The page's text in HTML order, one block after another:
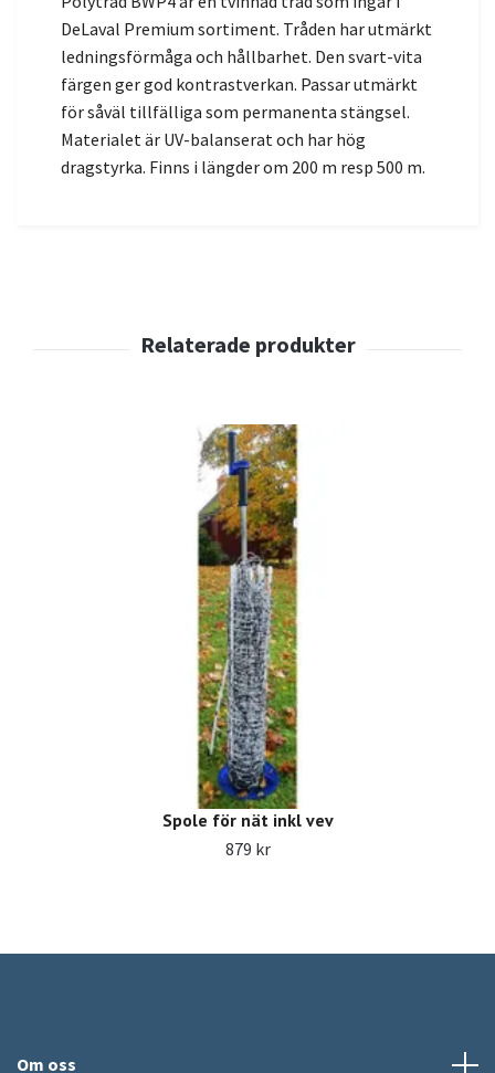
DeLaval Premium sortiment. Tråden har utmärkt
ledningsförmåga och hållbarhet. Den svart-vita
färgen ger god kontrastverkan. Passar utmärkt
för såväl tillfälliga som permanenta stängsel.
Materialet är UV-balanserat och har hög
dragstyrka. Finns i längder om 200 m resp 500 m.
Spole för nät inkl vev
879 kr
Om oss